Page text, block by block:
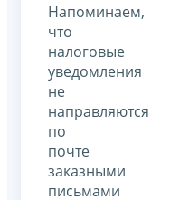
Напоминаем,
что
налоговые
уведомления
не
направляются
по
почте
заказными
письмами